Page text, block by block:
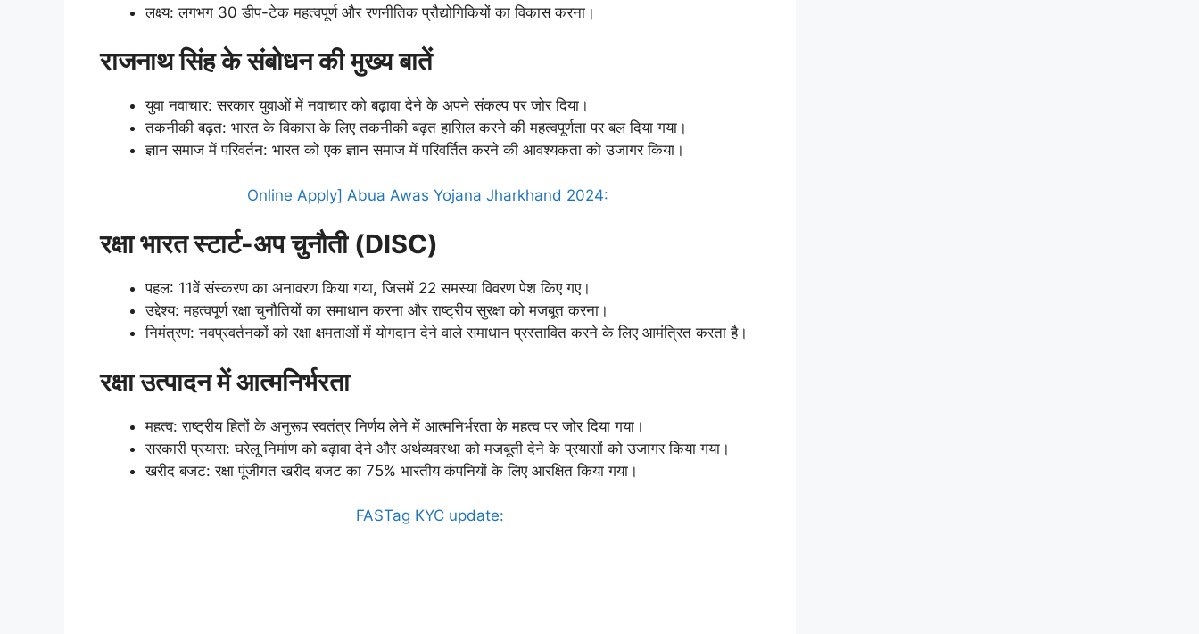
लक्ष्य: लगभग 30 डीप-टेक महत्वपूर्ण और रणनीतिक प्रौद्योगिकियों का विकास करना।
राजनाथ सिंह के संबोधन की मुख्य बातें
युवा नवाचार: सरकार युवाओं में नवाचार को बढ़ावा देने के अपने संकल्प पर जोर दिया।
तकनीकी बढ़त: भारत के विकास के लिए तकनीकी बढ़त हासिल करने की महत्वपूर्णता पर बल दिया गया।
ज्ञान समाज में परिवर्तन: भारत को एक ज्ञान समाज में परिवर्तित करने की आवश्यकता को उजागर किया।
Online Apply] Abua Awas Yojana Jharkhand 2024:
रक्षा भारत स्टार्ट-अप चुनौती (DISC)
पहल: 11वें संस्करण का अनावरण किया गया, जिसमें 22 समस्या विवरण पेश किए गए।
उद्देश्य: महत्वपूर्ण रक्षा चुनौतियों का समाधान करना और राष्ट्रीय सुरक्षा को मजबूत करना।
निमंत्रण: नवप्रवर्तनकों को रक्षा क्षमताओं में योगदान देने वाले समाधान प्रस्तावित करने के लिए आमंत्रित करता है।
रक्षा उत्पादन में आत्मनिर्भरता
महत्व: राष्ट्रीय हितों के अनुरूप स्वतंत्र निर्णय लेने में आत्मनिर्भरता के महत्व पर जोर दिया गया।
सरकारी प्रयास: घरेलू निर्माण को बढ़ावा देने और अर्थव्यवस्था को मजबूती देने के प्रयासों को उजागर किया गया।
खरीद बजट: रक्षा पूंजीगत खरीद बजट का 75% भारतीय कंपनियों के लिए आरक्षित किया गया।
FASTag KYC update: